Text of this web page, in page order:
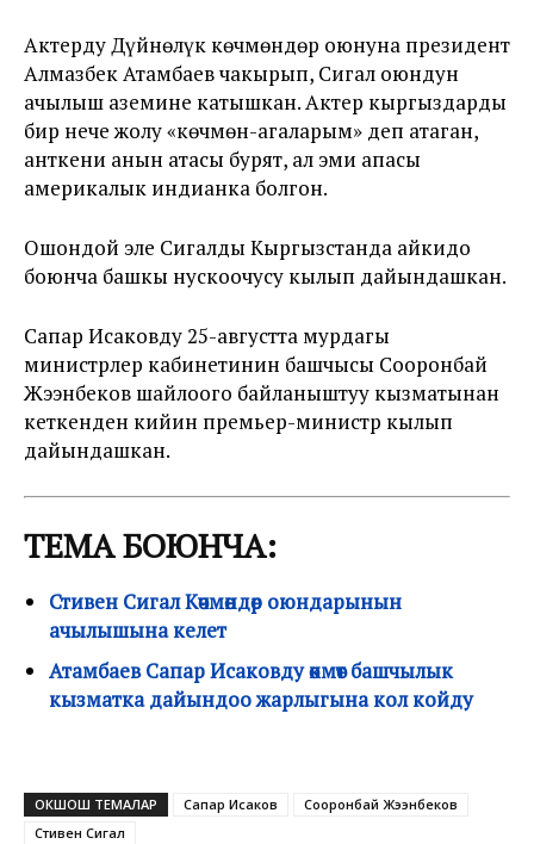
Актерду Дүйнөлүк көчмөндөр оюнуна президент
Алмазбек Атамбаев чакырып, Сигал оюндун
ачылыш аземине катышкан. Актер кыргыздарды
бир нече жолу «көчмөн-агаларым» деп атаган,
анткени анын атасы бурят, ал эми апасы
америкалык индианка болгон.
Ошондой эле Сигалды Кыргызстанда айкидо
боюнча башкы нускоочусу кылып дайындашкан.
Сапар Исаковду 25-августта мурдагы
министрлер кабинетинин башчысы Сооронбай
Жээнбеков шайлоого байланыштуу кызматынан
кеткенден кийин премьер-министр кылып
дайындашкан.
ТЕМА БОЮНЧА:
Стивен Сигал Көчмөндөр оюндарынын
ачылышына келет
Атамбаев Сапар Исаковду өкмөт башчылык
кызматка дайындоо жарлыгына кол койду
ОКШОШ ТЕМАЛАР Сапар Исаков
Сооронбай Жээнбеков
Стивен Сигал